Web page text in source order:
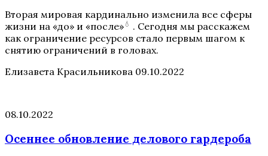
Вторая мировая кардинально изменила все сферы
жизни на «до» и «после»💧 . Сегодня мы расскажем
как ограничение ресурсов стало первым шагом к
снятию ограничений в головах.
Елизавета Красильникова 09.10.2022
08.10.2022
Осеннее обновление делового гардероба